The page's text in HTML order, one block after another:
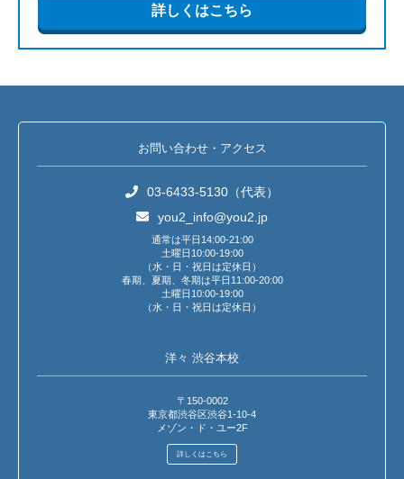
詳しくはこちら
お問い合わせ・アクセス
03-6433-5130（代表）
you2_info@you2.jp
通常は平日14:00-21:00
土曜日10:00-19:00
（水・日・祝日は定休日）
春期、夏期、冬期は平日11:00-20:00
土曜日10:00-19:00
（水・日・祝日は定休日）
洋々 渋谷本校
〒150-0002
東京都渋谷区渋谷1-10-4
メゾン・ド・ユー2F
詳しくはこちら